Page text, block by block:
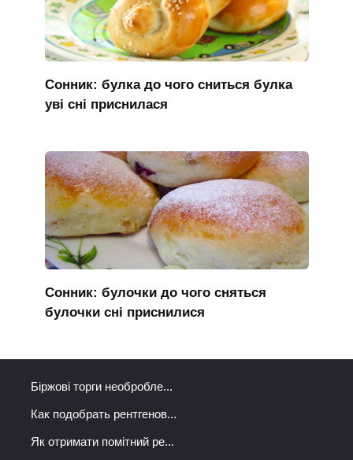
Сонник: булка до чого сниться булка
уві сні приснилася
Сонник: булочки до чого сняться
булочки сні приснилися
Біржові торги необробле...
Как подобрать рентгенов...
Як отримати помітний ре...